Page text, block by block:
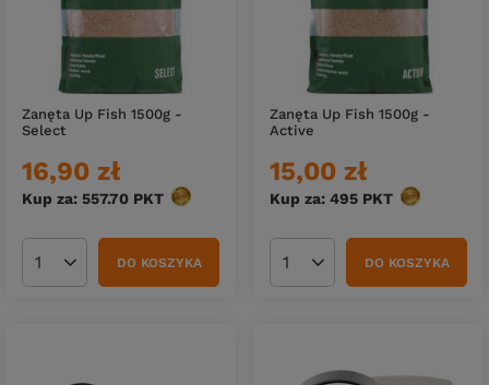
Zanęta Up Fish 1500g -
Select
16,90 zł
Kup za: 557.70 PKT punktów
Ilość produktówDO KOSZYKA
Zanęta Up Fish 1500g -
Active
15,00 zł
Kup za: 495 PKT punktów
Ilość produktówDO KOSZYKA